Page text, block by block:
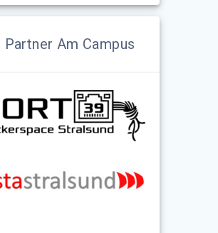
Partner Am Campus